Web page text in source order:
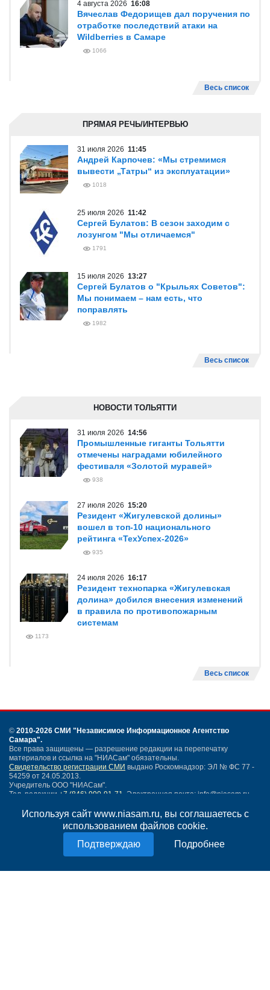
Используя сайт www.niasam.ru, вы соглашаетесь с
использованием файлов cookie.
Подробнее
4 августа 2026 16:08
Вячеслав Федорищев дал поручения по
отработке последствий атаки на
Wildberries в Самаре
1066
Весь список
ПРЯМАЯ РЕЧЬ/ИНТЕРВЬЮ
31 июля 2026 11:45
Андрей Карпочев: «Мы стремимся
вывести „Татры“ из эксплуатации»
1018
25 июля 2026 11:42
Сергей Булатов: В сезон заходим с
лозунгом "Мы отличаемся"
1791
15 июля 2026 13:27
Сергей Булатов о "Крыльях Советов":
Мы понимаем – нам есть, что
поправлять
1982
Весь список
НОВОСТИ ТОЛЬЯТТИ
31 июля 2026 14:56
Промышленные гиганты Тольятти
отмечены наградами юбилейного
фестиваля «Золотой муравей»
938
27 июля 2026 15:20
Резидент «Жигулевской долины»
вошел в топ-10 национального
рейтинга «ТехУспех-2026»
935
24 июля 2026 16:17
Резидент технопарка «Жигулевская
долина» добился внесения изменений
в правила по противопожарным
системам
1173
Весь список
© 2010-2026 СМИ "Независимое Информационное Агентство
Самара".
Все права защищены — разрешение редакции на перепечатку
материалов и ссылка на "НИАСам" обязательны.
Свидетельство регистрации СМИ выдано Роскомнадзор: ЭЛ № ФС 77 -
54259 от 24.05.2013.
Учредитель ООО "НИАСам".
Тел. редакции +7 (846) 990-91-71. Электронная почта: info@niasam.ru
Написать письмо
Политика конфиденциальности
18+